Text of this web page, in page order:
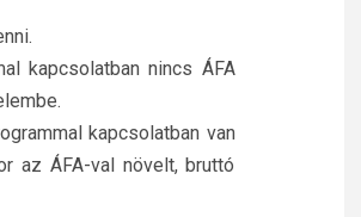
kapcsolatban nincs ÁFA
kapcsolatban van
az ÁFA-val növelt, bruttó